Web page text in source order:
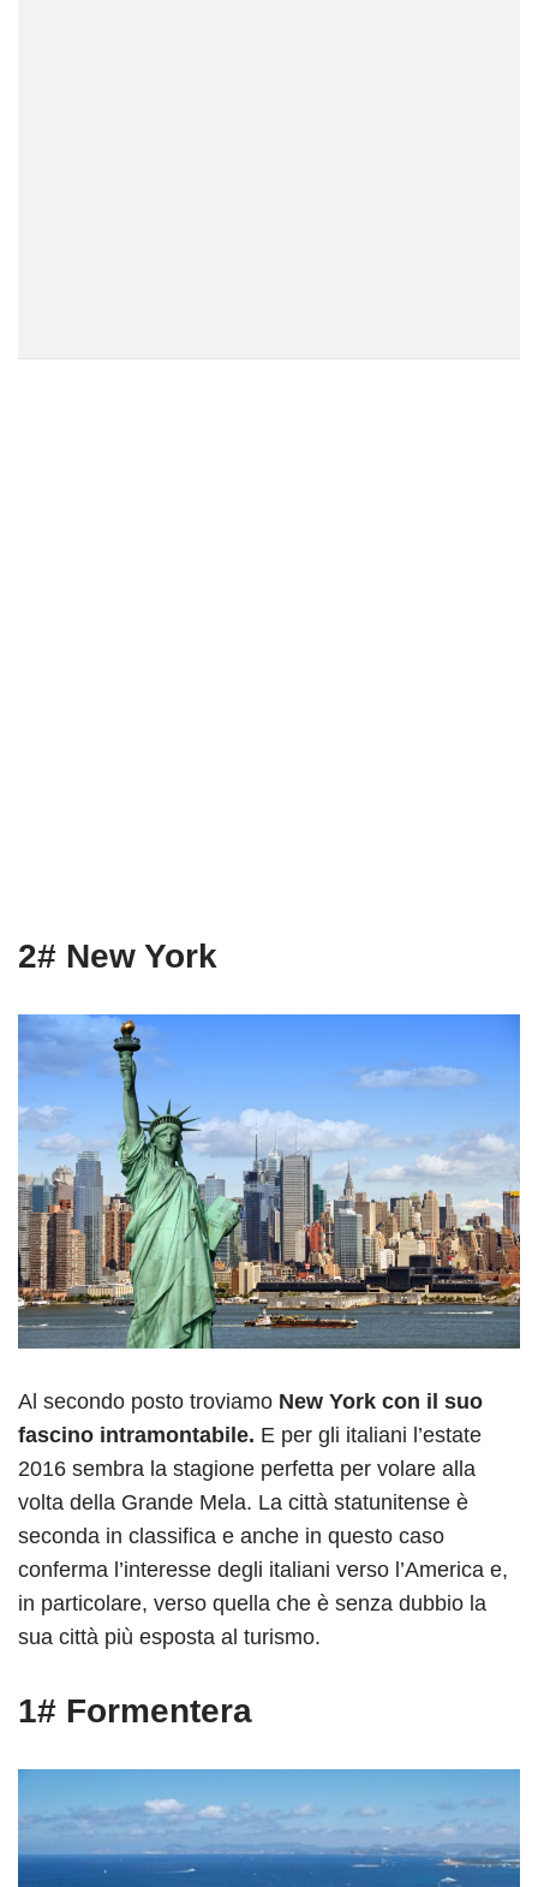
2# New York
Al secondo posto troviamo New York con il suo
fascino intramontabile. E per gli italiani l’estate
2016 sembra la stagione perfetta per volare alla
volta della Grande Mela. La città statunitense è
seconda in classifica e anche in questo caso
conferma l’interesse degli italiani verso l’America e,
in particolare, verso quella che è senza dubbio la
sua città più esposta al turismo.
1# Formentera